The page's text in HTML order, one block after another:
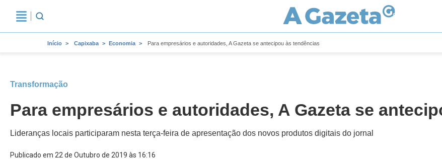
Início Capixaba Economia Para empresários e autoridades, A Gazeta se antecipou às tendências
Transformação
Para empresários e autoridades, A Gazeta se
Lideranças locais participaram nesta terça-feira de apresentação dos novos produtos digitais do jornal
Publicado em 22 de Outubro de 2019 às 16:16